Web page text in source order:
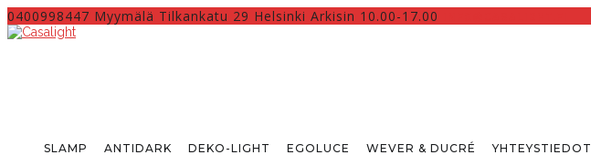
0400998447 Myymälä Tilkankatu 29 Helsinki Arkisin 10.00-17.00
SLAMP ANTIDARK DEKO-LIGHT EGOLUCE WEVER & DUCRÉ YHTEYSTIEDOT